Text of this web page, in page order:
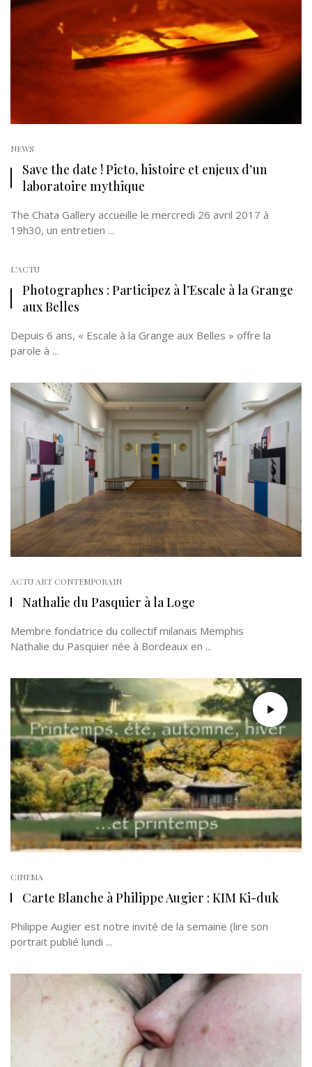
NEWS
Save the date ! Picto, histoire et enjeux d’un
laboratoire mythique
The Chata Gallery accueille le mercredi 26 avril 2017 à
19h30, un entretien ...
L'ACTU
Photographes : Participez à l’Escale à la Grange
aux Belles
Depuis 6 ans, « Escale à la Grange aux Belles » offre la
parole à ...
ACTU ART CONTEMPORAIN
Nathalie du Pasquier à la Loge
Membre fondatrice du collectif milanais Memphis
Nathalie du Pasquier née à Bordeaux en ...
CINEMA
Carte Blanche à Philippe Augier : KIM Ki-duk
Philippe Augier est notre invité de la semaine (lire son
portrait publié lundi ...